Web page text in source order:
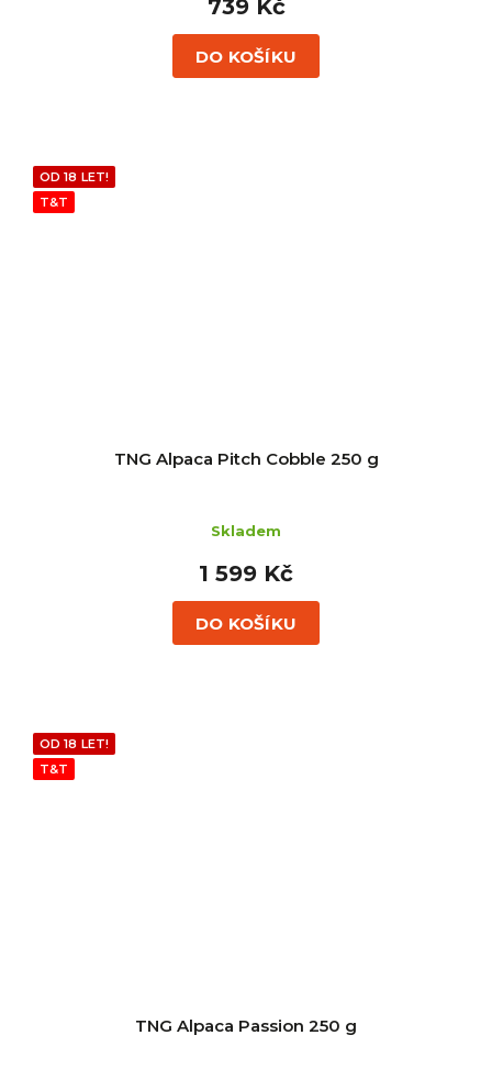
739 Kč
DO KOŠÍKU
OD 18 LET!
T&T
TNG Alpaca Pitch Cobble 250 g
Skladem
1 599 Kč
DO KOŠÍKU
OD 18 LET!
T&T
TNG Alpaca Passion 250 g